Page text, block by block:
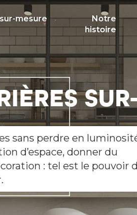
mesure
Notre
histoire
sans perdre en
d’espace, donner du
: tel est le pouvoir